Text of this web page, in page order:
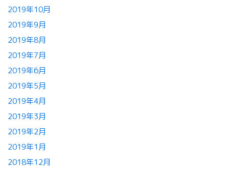
2019年10月
2019年9月
2019年8月
2019年7月
2019年6月
2019年5月
2019年4月
2019年3月
2019年2月
2019年1月
2018年12月